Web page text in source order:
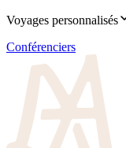
Voyages personnalisés
Conférenciers